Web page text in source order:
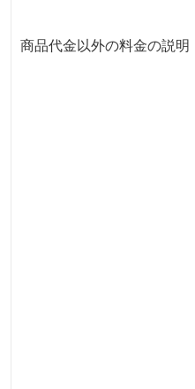
商品代金以外の料金の説明